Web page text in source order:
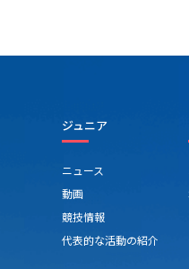
ジュニア
ニュース
動画
競技情報
代表的な活動の紹介